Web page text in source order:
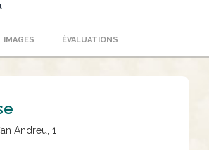
IMAGES ÉVALUATIONS
Andreu, 1